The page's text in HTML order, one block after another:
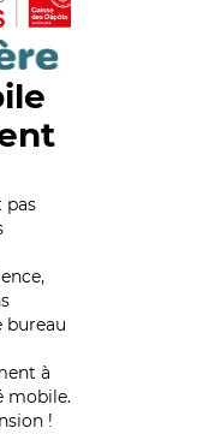
pas
bureau
à
mobile.
!